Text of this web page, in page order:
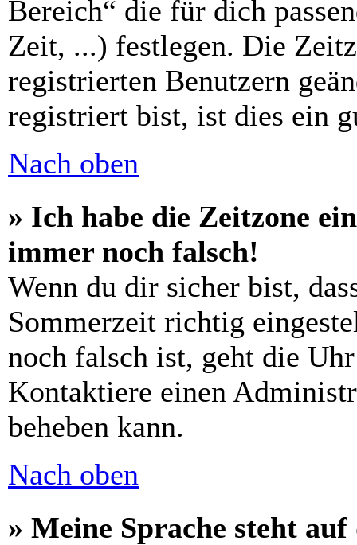
Bereich“ die für dich
Zeit, ...) festlegen. Die
registrierten Benutzern
registriert bist, ist dies ein
Nach oben
» Ich habe die Zeitzone
immer noch falsch!
Wenn du dir sicher bist,
Sommerzeit richtig
noch falsch ist, geht die
Kontaktiere einen
beheben kann.
Nach oben
» Meine Sprache steht